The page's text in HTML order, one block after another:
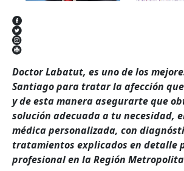
Doctor Labatut, es uno de los
Santiago para tratar la afección
y de esta manera asegurarte que
solución adecuada a tu necesidad,
médica personalizada, con
tratamientos explicados en detalle
profesional en la Región